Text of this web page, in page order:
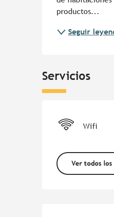
productos...
Seguir
Servicios
Wifi
Ver todos los